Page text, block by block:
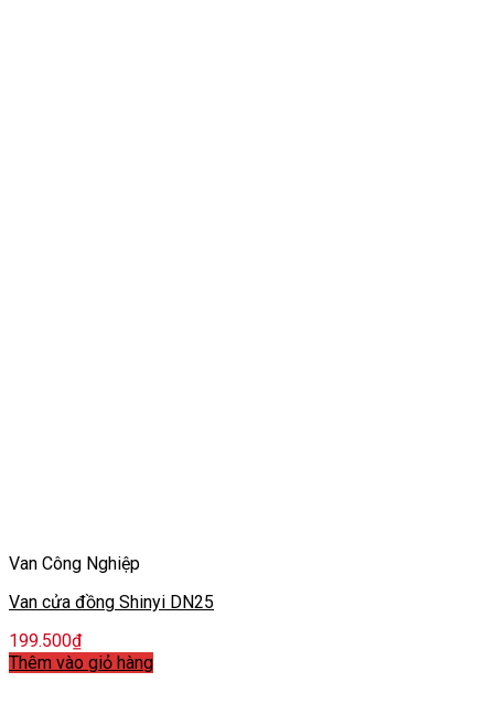
Van Công Nghiệp
Van cửa đồng Shinyi DN25
199.500₫
Thêm vào giỏ hàng